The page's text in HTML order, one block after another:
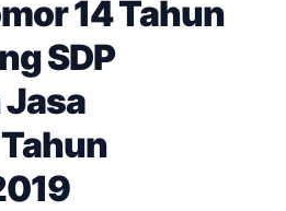
14 Tahun
SDP